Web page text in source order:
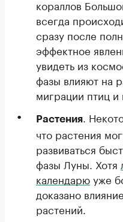
кораллов
всегда
сразу после
эффектное
увидеть из
фазы влияют на
миграции птиц
Растения
.
что растения
развиваться
фазы Луны. Хотя
календарюуже
доказано
растений.